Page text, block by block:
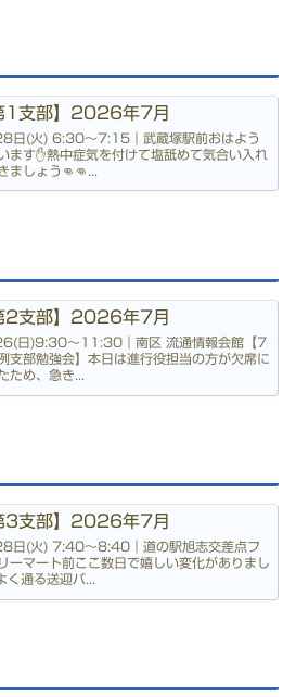
1支部】2026年7月
日(火) 6:30〜7:15｜武蔵塚駅前おはよう
ます✋熱中症気を付けて塩舐めて気合い入れ
ましょう👊👊...
2支部】2026年7月
日)9:30〜11:30｜南区 流通情報会館【7
支部勉強会】本日は進行役担当の方が欠席に
ため、急き...
3支部】2026年7月
日(火) 7:40〜8:40｜道の駅旭志交差点フ
ーマート前ここ数日で嬉しい変化がありまし
く通る送迎バ...